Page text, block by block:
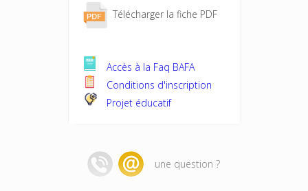
Télécharger la fiche PDF
Accès à la Faq BAFA
Conditions d'inscription
Projet éducatif
une question ?